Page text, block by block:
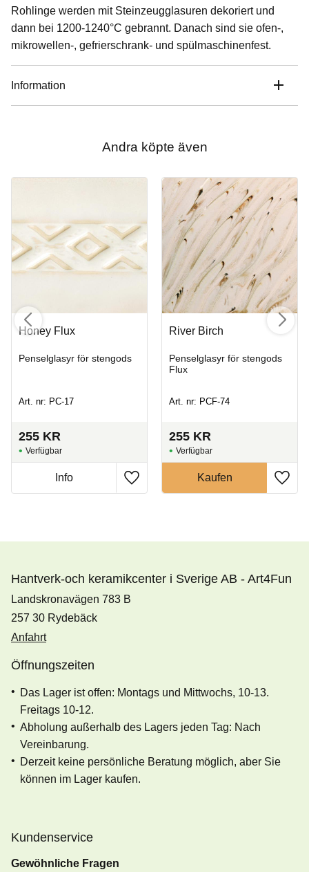
Rohlinge werden mit Steinzeugglasuren dekoriert und
dann bei 1200-1240°C gebrannt. Danach sind sie ofen-,
mikrowellen-, gefrierschrank- und spülmaschinenfest.
Information
Andra köpte även
Honey Flux
Penselglasyr för stengods
Art. nr: PC-17
255 KR
River Birch
Penselglasyr för stengods
Flux
Art. nr: PCF-74
255 KR
Hantverk-och keramikcenter i Sverige AB - Art4Fun
Landskronavägen 783 B
257 30 Rydebäck
Anfahrt
Öffnungszeiten
Das Lager ist offen: Montags und Mittwochs, 10-13.
Freitags 10-12.
Abholung außerhalb des Lagers jeden Tag: Nach
Vereinbarung.
Derzeit keine persönliche Beratung möglich, aber Sie
können im Lager kaufen.
Kundenservice
Gewöhnliche Fragen